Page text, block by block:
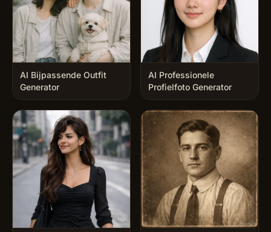
AI Bijpassende Outfit
Generator
AI Professionele
Profielfoto Generator